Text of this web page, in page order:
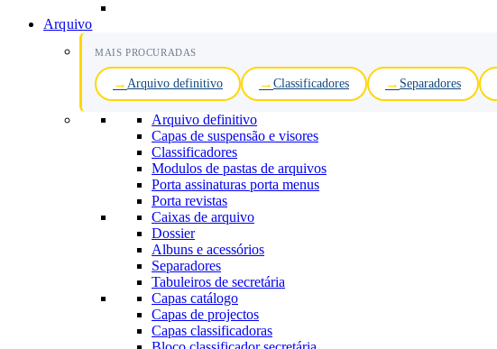
Arquivo
MAIS PROCURADAS
Arquivo definitivo Classificadores Separadores
Arquivo definitivo
Capas de suspensão e visores
Classificadores
Modulos de pastas de arquivos
Porta assinaturas porta menus
Porta revistas
Caixas de arquivo
Dossier
Albuns e acessórios
Separadores
Tabuleiros de secretária
Capas catálogo
Capas de projectos
Capas classificadoras